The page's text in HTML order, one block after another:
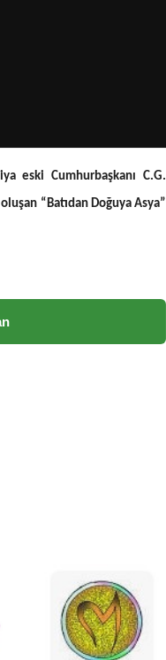
eski Cumhurbaşkanı C.G.
“Batıdan Doğuya Asya”